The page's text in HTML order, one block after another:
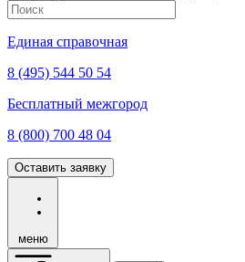
Единая справочная
8 (495) 544 50 54
Бесплатный межгород
8 (800) 700 48 04
Оставить заявку
меню